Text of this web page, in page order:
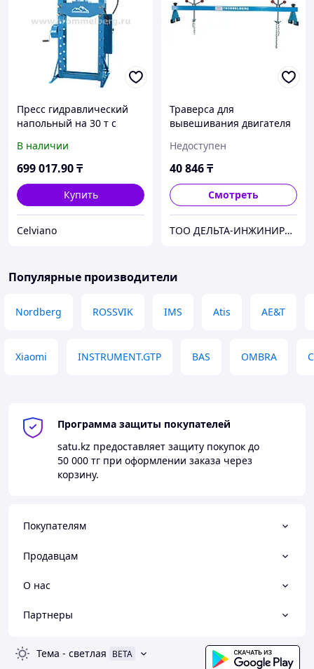
Пресс гидравлический
напольный на 30 т с
и лебедкой
TROMMELBERG SD200830
В наличии
699 017.90₸
Купить
Celviano
Траверса для
вывешивания двигателя
C103612 (500 кг)
Недоступен
40 846₸
Смотреть
ТОО ДЕЛЬТА-ИНЖИНИРИНГ | Оборудование и станки из России без посредников
Популярные производители
Nordberg ROSSVIK IMS Atis AE&T
Xiaomi INSTRUMENT.GTP BAS OMBRA
Программа защиты покупателей
satu.kz предоставляет защиту покупок до
50 000 тг при оформлении заказа через
корзину.
Покупателям
Продавцам
О нас
Партнеры
Тема - светлая BETA